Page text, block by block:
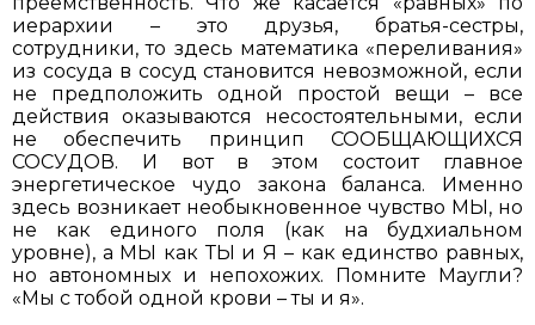
иерархии – это друзья, братья-сестры,
сотрудники, то здесь математика «переливания»
из сосуда в сосуд становится невозможной, если
не предположить одной простой вещи – все
действия оказываются несостоятельными, если
не обеспечить принцип СООБЩАЮЩИХСЯ
СОСУДОВ. И вот в этом состоит главное
энергетическое чудо закона баланса. Именно
здесь возникает необыкновенное чувство МЫ, но
не как единого поля (как на будхиальном
уровне), а МЫ как ТЫ и Я – как единство равных,
но автономных и непохожих. Помните Маугли?
«Мы с тобой одной крови – ты и я».